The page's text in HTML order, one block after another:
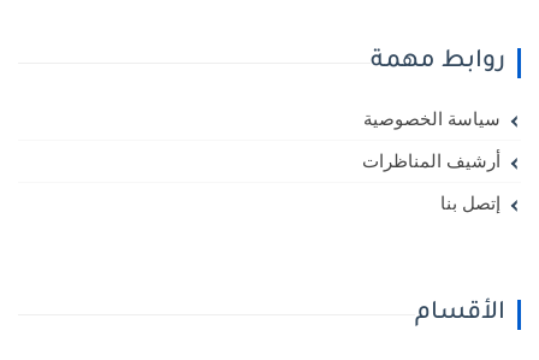
روابط مهمة
سياسة الخصوصية
أرشيف المناظرات
إتصل بنا
الأقسام